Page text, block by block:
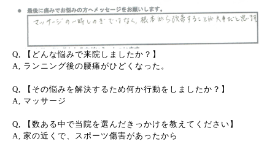
Q, 【どんな悩みで来院しましたか？】
A, ランニング後の腰痛がひどくなった。
Q, 【その悩みを解決するため何か行動をしましたか？】
A, マッサージ
Q, 【数ある中で当院を選んだきっかけを教えてください】
A, 家の近くで、スポーツ傷害があったから